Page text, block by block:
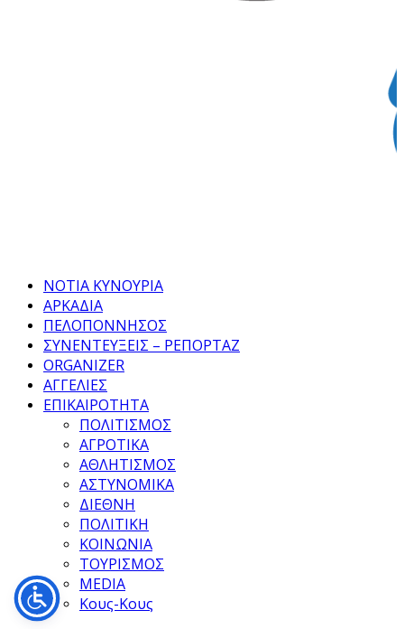
ΝΟΤΙΑ ΚΥΝΟΥΡΙΑ
ΑΡΚΑΔΙΑ
ΠΕΛΟΠΟΝΝΗΣΟΣ
ΣΥΝΕΝΤΕΥΞΕΙΣ – ΡΕΠΟΡΤΑΖ
ORGANIZER
ΑΓΓΕΛΙΕΣ
ΕΠΙΚΑΙΡΟΤΗΤΑ
ΠΟΛΙΤΙΣΜΟΣ
ΑΓΡΟΤΙΚΑ
ΑΘΛΗΤΙΣΜΟΣ
ΑΣΤΥΝΟΜΙΚΑ
ΔΙΕΘΝΗ
ΠΟΛΙΤΙΚΗ
ΚΟΙΝΩΝΙΑ
ΤΟΥΡΙΣΜΟΣ
MEDIA
Κους-Κους